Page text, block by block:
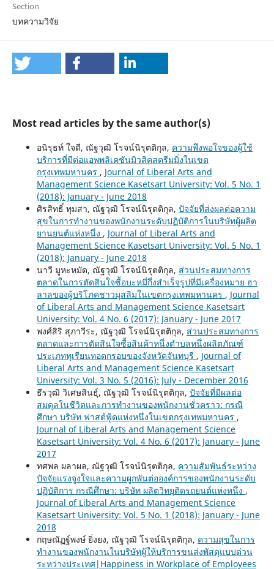
Section
บทความวิจัย
Most read articles by the same author(s)
อนิรุธท์ ใจดี, ณัฐวุฒิ โรจน์นิรุตติกุล, ความพึงพอใจของผู้ใช้
บริการที่มีต่อแอพพลิเคชันมิวสิคสตรีมมิ่งในเขต
กรุงเทพมหานคร , Journal of Liberal Arts and
Management Science Kasetsart University: Vol. 5 No. 1
(2018): January - June 2018
ศิรสิทธิ์ ทุมสา, ณัฐวุฒิ โรจน์นิรุตติกุล, ปัจจัยที่ส่งผลต่อความ
สุขในการทำงานของพนักงานระดับปฏิบัติการในบริษัทผู้ผลิต
ยานยนต์แห่งหนึ่ง , Journal of Liberal Arts and
Management Science Kasetsart University: Vol. 5 No. 1
(2018): January - June 2018
นาวี มูหะหมัด, ณัฐวุฒิ โรจน์นิรุตติกุล, ส่วนประสมทางการ
ตลาดในการตัดสินใจซื้อบะหมี่กึ่งสำเร็จรูปที่มีเครื่องหมาย ฮา
ลาลของผู้บริโภคชาวมุสลิมในเขตกรุงเทพมหานคร , Journal
of Liberal Arts and Management Science Kasetsart
University: Vol. 4 No. 6 (2017): January - June 2017
พงศ์สิริ สุภาวีระ, ณัฐวุฒิ โรจน์นิรุตติกุล, ส่วนประสมทางการ
ตลาดและการตัดสินใจซื้อสินค้าหนึ่งตำบลหนึ่งผลิตภัณฑ์
ประเภททุเรียนทอดกรอบของจังหวัดจันทบุรี , Journal of
Liberal Arts and Management Science Kasetsart
University: Vol. 3 No. 5 (2016): July - December 2016
ธีรวุฒิ วิเศษสินธุ์, ณัฐวุฒิ โรจน์นิรุตติกุล, ปัจจัยที่มีผลต่อ
สมดุลในชีวิตและการทำงานของพนักงานชั่วคราว: กรณี
ศึกษา บริษัท ฟาสต์ฟู้ดแห่งหนึ่งในเขตกรุงเทพมหานคร ,
Journal of Liberal Arts and Management Science
Kasetsart University: Vol. 4 No. 6 (2017): January - June
2017
ทศพล ผลาผล, ณัฐวุฒิ โรจน์นิรุตติกุล, ความสัมพันธ์ระหว่าง
ปัจจัยแรงจูงใจและความผูกพันต่อองค์การของพนักงานระดับ
ปฏิบัติการ กรณีศึกษา: บริษัท ผลิตวิทยุติดรถยนต์แห่งหนึ่ง ,
Journal of Liberal Arts and Management Science
Kasetsart University: Vol. 5 No. 1 (2018): January - June
2018
กฤษณัฏฐ์พงษ์ ยิ่งยง, ณัฐวุฒิ โรจน์นิรุตติกุล, ความสุขในการ
ทำงานของพนักงานในบริษัทผู้ให้บริการขนส่งพัสดุแบบด่วน
ระหว่างประเทศ|Happiness in Workplace of Employees